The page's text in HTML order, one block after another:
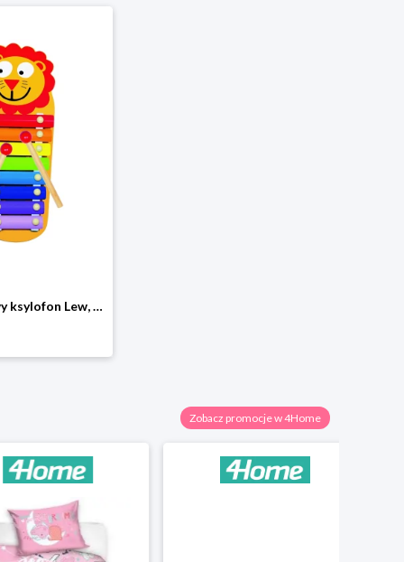
Bino Metalowy ksylofon Lew, 33 x 14 x 3 cm
Zobacz promocje w 4Home